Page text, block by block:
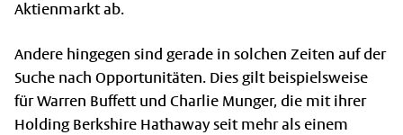
Aktienmarkt ab.
Andere hingegen sind gerade in solchen Zeiten auf der
Suche nach Opportunitäten. Dies gilt beispielsweise
für Warren Buffett und Charlie Munger, die mit ihrer
Holding Berkshire Hathaway seit mehr als einem